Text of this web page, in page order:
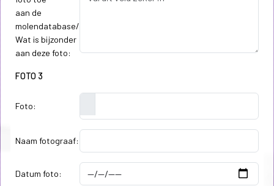
aan de
molendatabase/
Wat is bijzonder
aan deze foto:
FOTO 3
Foto:
Naam fotograaf:
Datum foto: